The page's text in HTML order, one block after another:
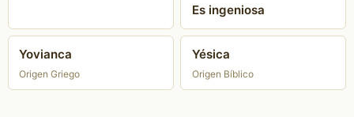
Es ingeniosa
Yovianca
Origen Griego
Yésica
Origen Bíblico